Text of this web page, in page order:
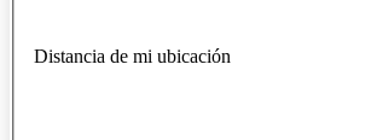
Distancia de mi ubicación